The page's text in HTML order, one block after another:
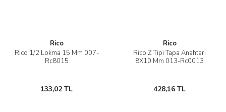
Rico
Rico 1/2 Lokma 15 Mm 007-
Rc8015
133,02 TL
Rico
Rico Z Tipi Tapa Anahtarı
8X10 Mm 013-Rc0013
428,16 TL